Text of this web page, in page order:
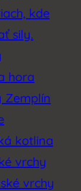
kde
sily.
hora
Zemplín
kotlina
vrchy
vrchy